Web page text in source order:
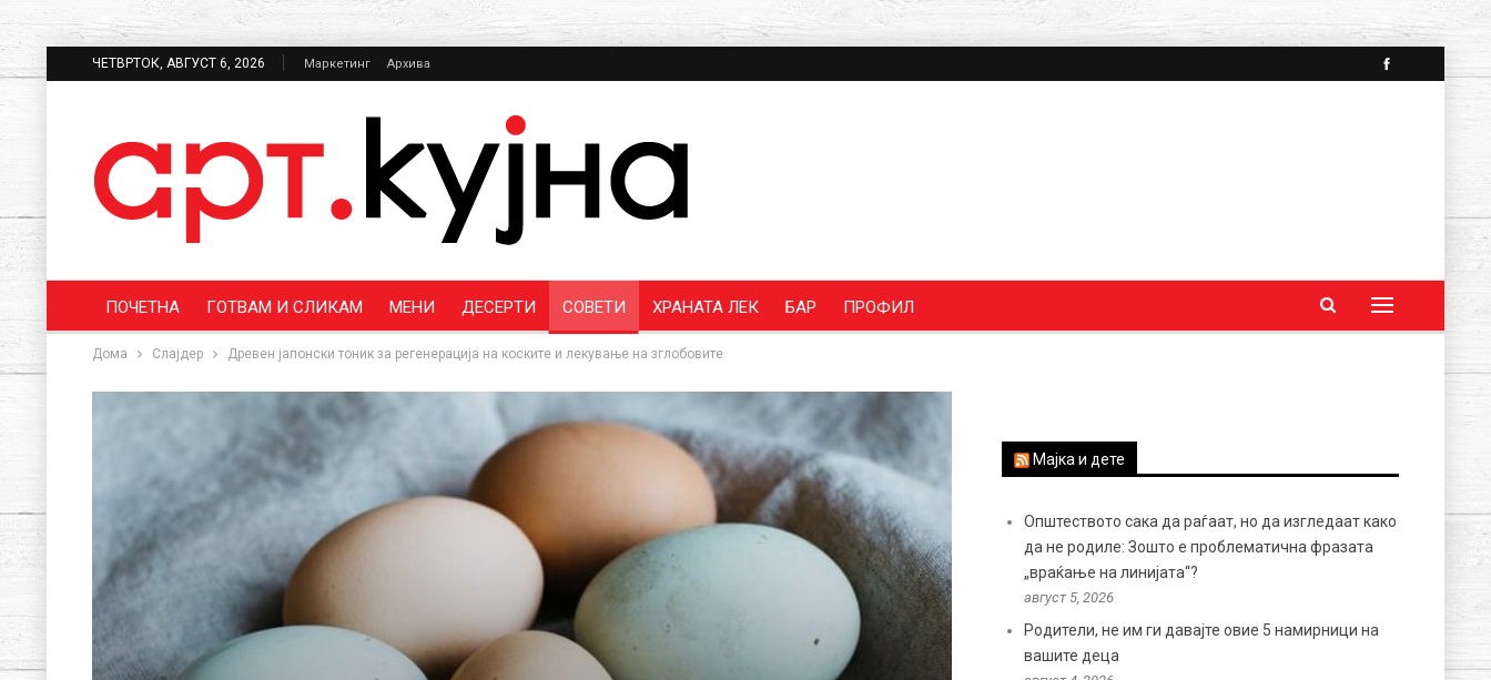
ЧЕТВРТОК, АВГУСТ 6, 2026 Маркетинг Архива
ПОЧЕТНА ГОТВАМ И СЛИКАМ МЕНИ ДЕСЕРТИ СОВЕТИ ХРАНАТА ЛЕК БАР ПРОФИЛ
Дома Слајдер Древен јапонски тоник за регенерација на коските и лекување на зглобовите
Мајка и дете
Општеството сака да раѓаат, но да изгледаат како
да не родиле: Зошто е проблематична фразата
„враќање на линијата“?
август 5, 2026
Родители, не им ги давајте овие 5 намирници на
вашите деца